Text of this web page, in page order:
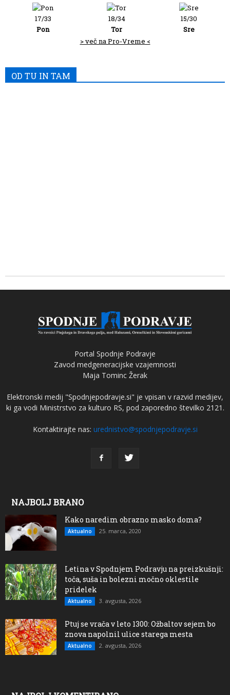
17/33
Pon
18/34
Tor
15/30
Sre
> več na Pro-Vreme <
OD TU IN TAM
Portal Spodnje Podravje
Zavod medgeneracijske vzajemnosti
Maja Tominc Žerak
Elektronski medij "Spodnjepodravje.si" je vpisan v razvid medijev,
ki ga vodi Ministrstvo za kulturo RS, pod zaporedno številko 2121.
Kontaktirajte nas: urednistvo@spodnjepodravje.si
NAJBOLJ BRANO
Kako naredim obrazno masko doma?
Aktualno 25. marca, 2020
Letina v Spodnjem Podravju na preizkušnji:
toča, suša in bolezni močno oklestile
pridelek
Aktualno 3. avgusta, 2026
Ptuj se vrača v leto 1300: Ožbaltov sejem bo
znova napolnil ulice starega mesta
Aktualno 2. avgusta, 2026